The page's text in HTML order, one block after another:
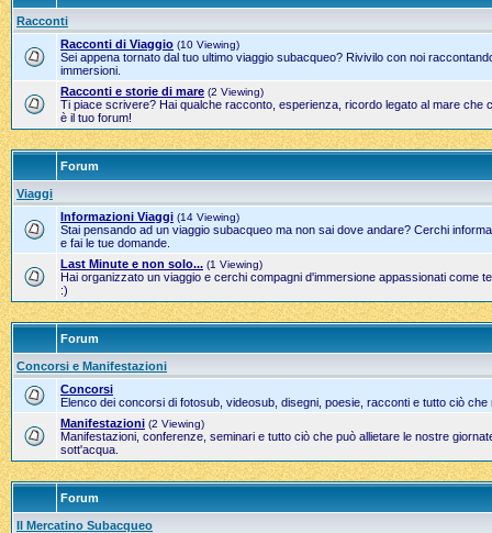
Racconti
Racconti di Viaggio (10 Viewing)
Sei appena tornato dal tuo ultimo viaggio subacqueo? Rivivilo con noi
immersioni.
Racconti e storie di mare (2 Viewing)
Ti piace scrivere? Hai qualche racconto, esperienza, ricordo legato al mare che
è il tuo forum!
Forum
Viaggi
Informazioni Viaggi (14 Viewing)
Stai pensando ad un viaggio subacqueo ma non sai dove andare? Cerchi
e fai le tue domande.
Last Minute e non solo... (1 Viewing)
Hai organizzato un viaggio e cerchi compagni d'immersione appassionati come
:)
Forum
Concorsi e Manifestazioni
Concorsi
Elenco dei concorsi di fotosub, videosub, disegni, poesie, racconti e tutto ciò che
Manifestazioni (2 Viewing)
Manifestazioni, conferenze, seminari e tutto ciò che può allietare le nostre
sott'acqua.
Forum
Il Mercatino Subacqueo